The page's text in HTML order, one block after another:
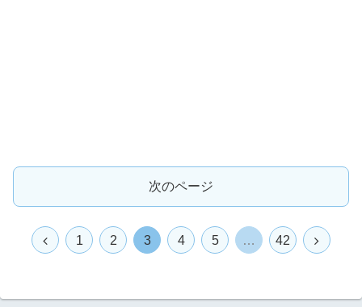
次のページ
前
1 2 3 4 5 … 42
次